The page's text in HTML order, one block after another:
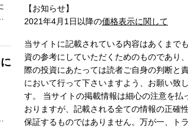
【お知らせ】
2021年4月1日以降の価格表示に関して
当サイトに記載されている内容はあくまで
資の参考にしていただくためのものであり
際の投資にあたっては読者ご自身の判断と
において行って下さいますよう、お願い致
す。 当サイトの掲載情報は細心の注意を払
おりますが、記載される全ての情報の正確
保証するものではありません。万が一、ト